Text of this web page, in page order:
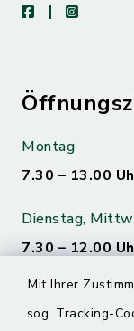
Mit Ihrer
sog. Tracking-
facebookinstagram
Montag
7.30 – 13.00
Dienstag,
7.30 – 12.00
Donnerstag
7.30 – 12.00